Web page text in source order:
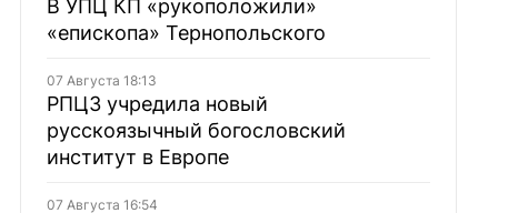
В УПЦ КП «рукоположили»
«епископа» Тернопольского
07 Августа 18:13
РПЦЗ учредила новый
русскоязычный богословский
институт в Европе
07 Августа 16:54